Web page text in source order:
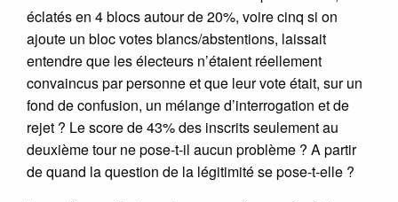
éclatés en 4 blocs autour de 20%, voire cinq si on
ajoute un bloc votes blancs/abstentions, laissait
entendre que les électeurs n’étaient réellement
convaincus par personne et que leur vote était, sur un
fond de confusion, un mélange d’interrogation et de
rejet ? Le score de 43% des inscrits seulement au
deuxième tour ne pose-t-il aucun problème ? A partir
de quand la question de la légitimité se pose-t-elle ?